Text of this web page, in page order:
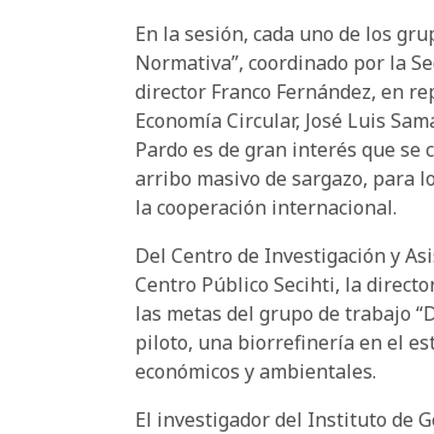
En la sesión, cada uno de los
Normativa”, coordinado por la
director Franco Fernández, en
Economía Circular, José Luis
Pardo es de gran interés que se
arribo masivo de sargazo, para
la cooperación internacional.
Del Centro de Investigación y
Centro Público Secihti, la
las metas del grupo de trabajo
piloto, una biorrefinería en el
económicos y ambientales.
El investigador del Instituto de